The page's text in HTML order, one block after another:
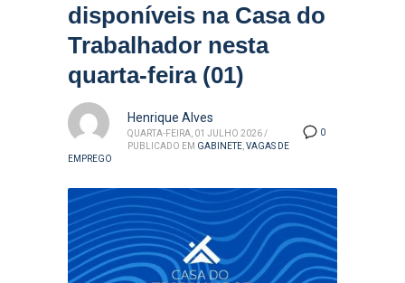
disponíveis na Casa do
Trabalhador nesta
quarta-feira (01)
0
Henrique Alves
QUARTA-FEIRA, 01 JULHO 2026 /
PUBLICADO EM GABINETE VAGAS DE
EMPREGO